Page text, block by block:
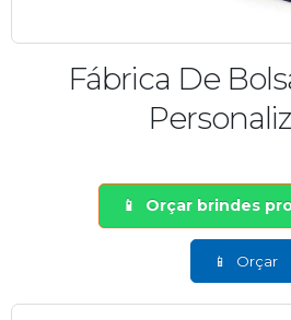
Fábrica De
Orçar brindes
Orçar